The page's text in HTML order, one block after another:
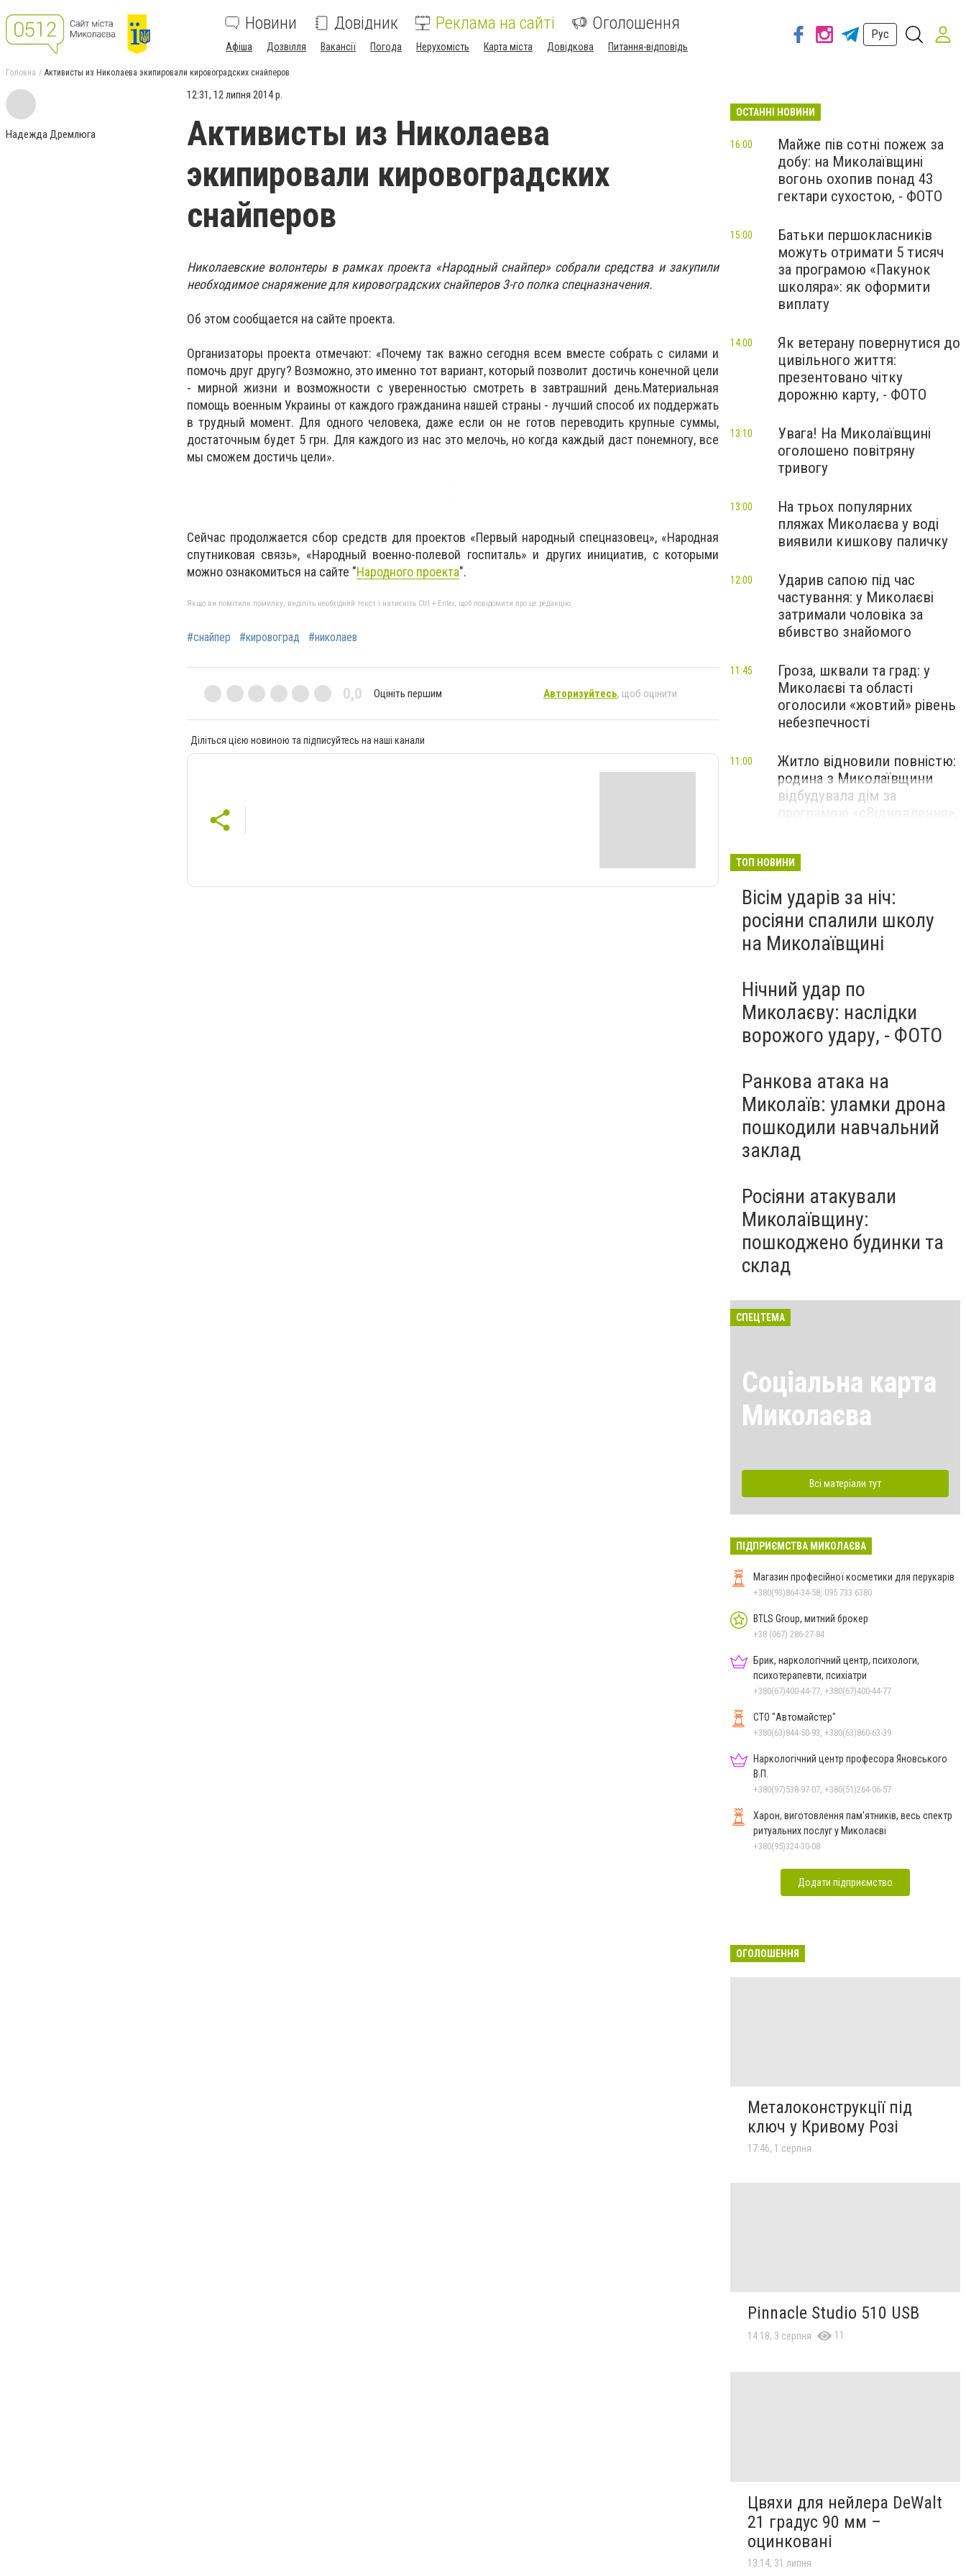
Новини Довідник Реклама на сайті Оголошення
Афіша Дозвілля Вакансії Погода Нерухомість Карта міста Довідкова Питання-відповідь
Рус
Головна Активисты из Николаева экипировали кировоградских снайперов
Надежда Дремлюга
12:31, 12 липня 2014 р.
Активисты из Николаева
экипировали кировоградских
снайперов
Николаевские волонтеры в рамках проекта «Народный снайпер» собрали средства и закупили
необходимое снаряжение для кировоградских снайперов 3-го полка спецназначения.
Об этом сообщается на сайте проекта.
Организаторы проекта отмечают: «Почему так важно сегодня всем вместе собрать с силами и
помочь друг другу? Возможно, это именно тот вариант, который позволит достичь конечной цели
- мирной жизни и возможности с уверенностью смотреть в завтрашний день.Материальная
помощь военным Украины от каждого гражданина нашей страны - лучший способ их поддержать
в трудный момент. Для одного человека, даже если он не готов переводить крупные суммы,
достаточным будет 5 грн. Для каждого из нас это мелочь, но когда каждый даст понемногу, все
мы сможем достичь цели».
Сейчас продолжается сбор средств для проектов «Первый народный спецназовец», «Народная
спутниковая связь», «Народный военно-полевой госпиталь» и других инициатив, с которыми
можно ознакомиться на сайте "Народного проекта".
Якщо ви помітили помилку, виділіть необхідний текст і натисніть Ctrl + Enter, щоб повідомити про це редакцію
#снайпер #кировоград #николаев
0,0 Оцініть першим Авторизуйтесь, щоб оцінити
Діліться цією новиною та підписуйтесь на наші канали
ОСТАННІ НОВИНИ
Майже пів сотні пожеж за
добу: на Миколаївщині
вогонь охопив понад 43
гектари сухостою, - ФОТО
16:00
Батьки першокласників
можуть отримати 5 тисяч
за програмою «Пакунок
школяра»: як оформити
виплату
15:00
Як ветерану повернутися до
цивільного життя:
презентовано чітку
дорожню карту, - ФОТО
14:00
Увага! На Миколаївщині
оголошено повітряну
тривогу
13:10
На трьох популярних
пляжах Миколаєва у воді
виявили кишкову паличку
13:00
Ударив сапою під час
частування: у Миколаєві
затримали чоловіка за
вбивство знайомого
12:00
Гроза, шквали та град: у
Миколаєві та області
оголосили «жовтий» рівень
небезпечності
11:45
Житло відновили повністю:
родина з Миколаївщини
відбудувала дім за
програмою «єВідновлення»,
11:00
ТОП НОВИНИ
Вісім ударів за ніч:
росіяни спалили школу
на Миколаївщині
Нічний удар по
Миколаєву: наслідки
ворожого удару, - ФОТО
Ранкова атака на
Миколаїв: уламки дрона
пошкодили навчальний
заклад
Росіяни атакували
Миколаївщину:
пошкоджено будинки та
склад
СПЕЦТЕМА
Соціальна карта
Миколаєва
Всі матеріали тут
ПІДПРИЄМСТВА МИКОЛАЄВА
Магазин професійної косметики для перукарів
+380(93)864-34-58, 095 733 6380
BTLS Group, митний брокер
+38 (067) 286-27-84
Брик, наркологічний центр, психологи,
психотерапевти, психіатри
+380(67)400-44-77, +380(67)400-44-77
СТО "Автомайстер"
+380(63)844-50-93, +380(63)860-63-39
Наркологічний центр професора Яновського
В.П.
+380(97)538-97-07, +380(51)264-06-57
Харон, виготовлення пам'ятників, весь спектр
ритуальних послуг у Миколаєві
+380(95)324-30-08
Додати підприємство
ОГОЛОШЕННЯ
Металоконструкції під
ключ у Кривому Розі
17:46, 1 серпня
Pinnacle Studio 510 USB
14:18, 3 серпня 11
Цвяхи для нейлера DeWalt
21 градус 90 мм –
оцинковані
13:14, 31 липня